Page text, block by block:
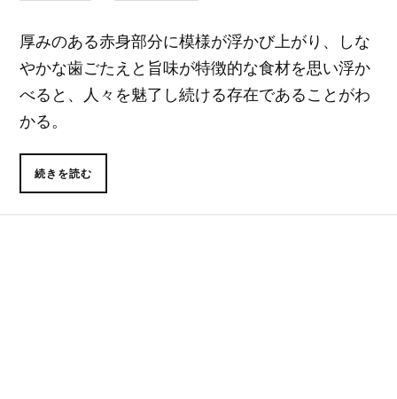
厚みのある赤身部分に模様が浮かび上がり、しな
やかな歯ごたえと旨味が特徴的な食材を思い浮か
べると、人々を魅了し続ける存在であることがわ
かる。
続きを読む